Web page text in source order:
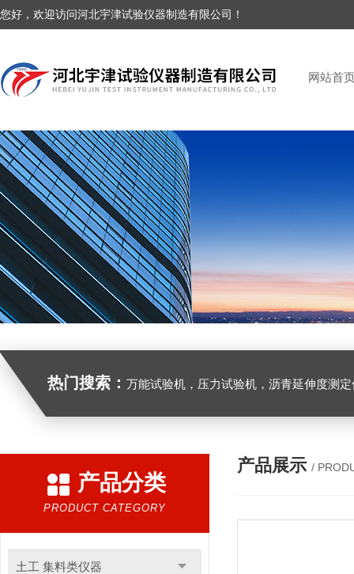
您好，欢迎访问河北宇津试验仪器制造有限公司！
网站首
热门搜索： 万能试验机，压力试验机，沥青延伸度测定仪，沥青混合料拌合机，全自动沥青混合料离心式抽提仪，马歇尔电动
产品分类
PRODUCT CATEGORY
土工 集料类仪器
产品展示 /